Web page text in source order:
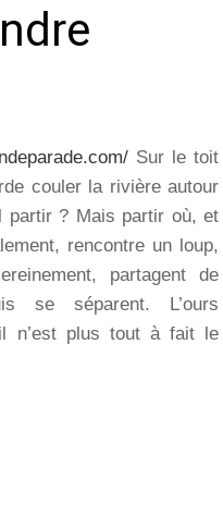
Sur le toit
couler la rivière autour
partir ? Mais partir où, et
rencontre un loup,
partagent de
se séparent. L’ours
n’est plus tout à fait le